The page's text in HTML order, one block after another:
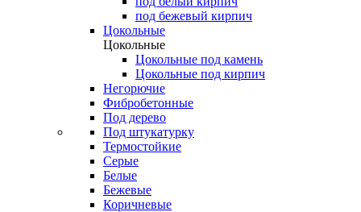
под бежевый кирпич
Цокольные
Цокольные
Цокольные под камень
Цокольные под кирпич
Негорючие
Фибробетонные
Под дерево
Под штукатурку
Термостойкие
Серые
Белые
Бежевые
Коричневые